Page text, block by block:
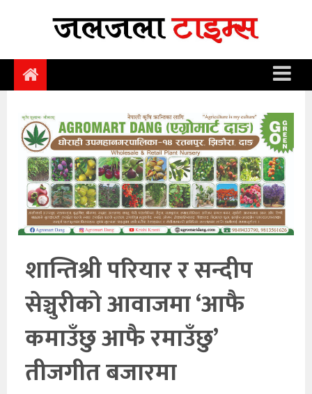
समाचार
समाज
राजनीति
आर्थिक
अन्तर्वार्ता
विचार
साहित्य/
सूचना
प्रविधि
खेलकुद
अन्तर्राष्ट्रिय
शान्तिश्री परियार र सन्दीप
सेञ्चुरीको आवाजमा ‘आफै
कमाउँछु आफै रमाउँछु’
तीजगीत बजारमा